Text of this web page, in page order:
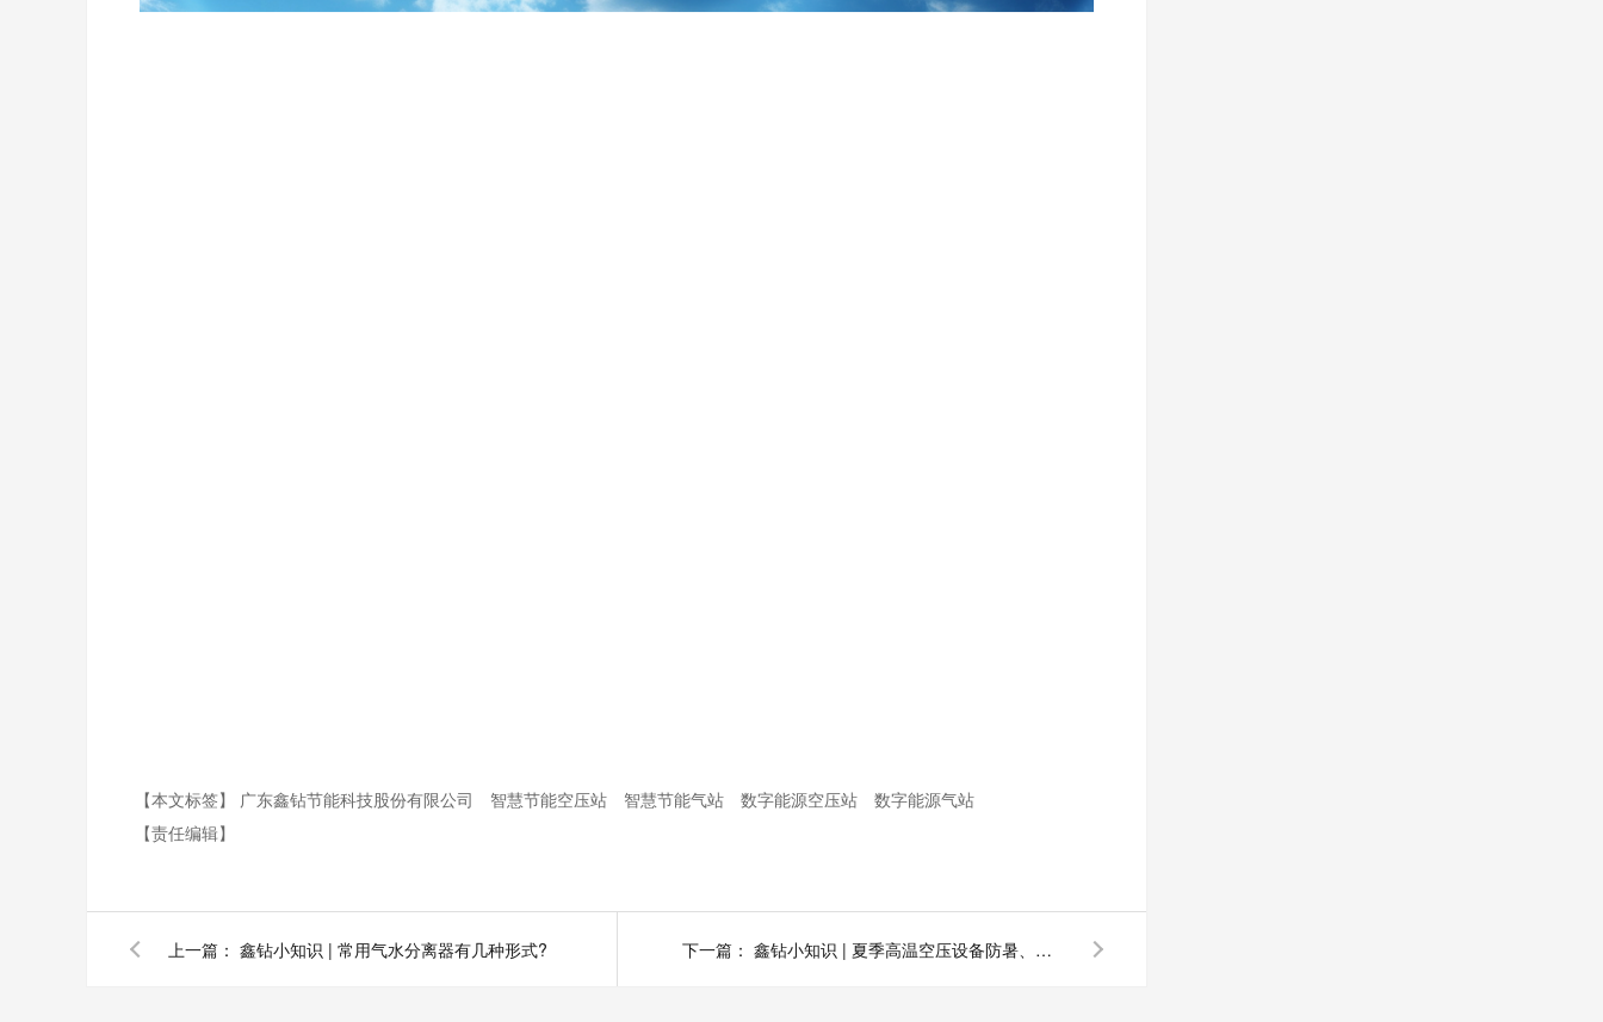
【本文标签】 广东鑫钻节能科技股份有限公司 智慧节能空压站 智慧节能气站 数字能源空压站
数字能源气站
【责任编辑】
上一篇： 鑫钻小知识 | 常用气水分离器有几种形式? 下一篇： 鑫钻小知识 | 夏季高温空压设备防暑、保养有什么妙招？